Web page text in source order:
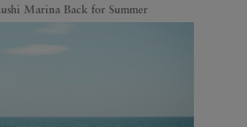
Marina Back for Summer